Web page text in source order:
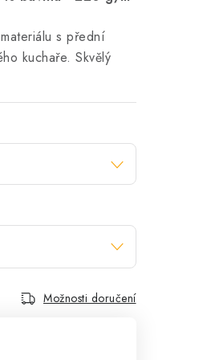
s přední
kuchaře. Skvělý
Možnosti doručení